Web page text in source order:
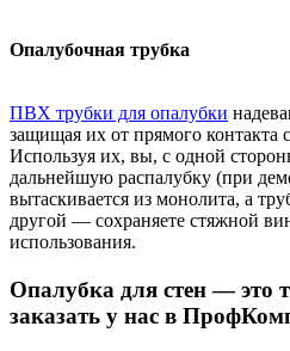
Опалубочная трубка
ПВХ трубки для опалубки
защищая их от прямого контакта
Используя их, вы, с одной
дальнейшую распалубку (при
вытаскивается из монолита, а
другой — сохраняете стяжной
использования.
Опалубка для стен— это
заказать у нас в